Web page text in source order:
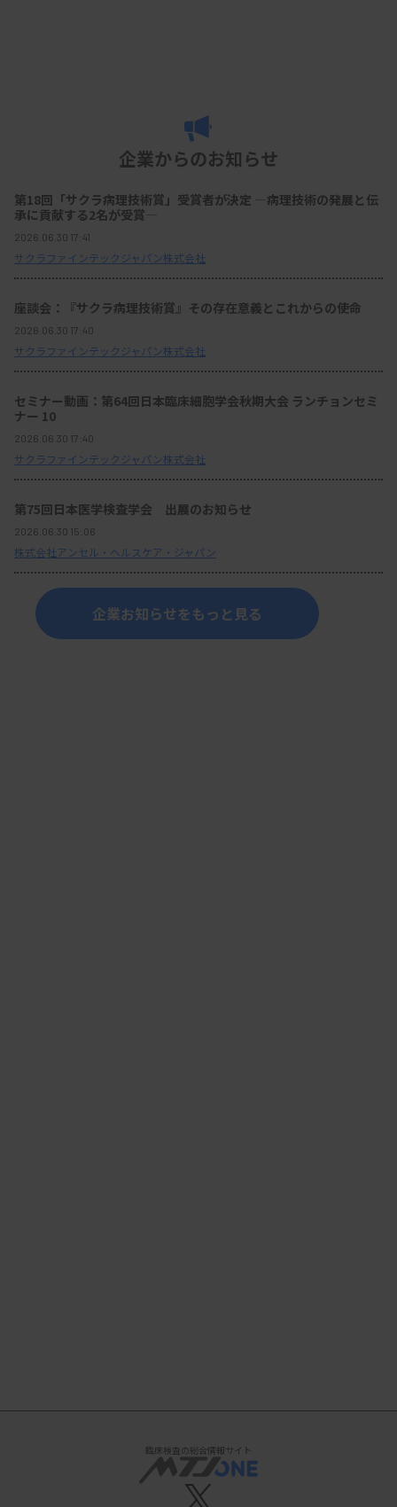
企業からのお知らせ
第18回「サクラ病理技術賞」受賞者が決定 ―病理技術の発展と伝
承に貢献する2名が受賞―
2026.06.30 17:41
サクラファインテックジャパン株式会社
座談会：『サクラ病理技術賞』その存在意義とこれからの使命
2026.06.30 17:40
サクラファインテックジャパン株式会社
セミナー動画：第64回日本臨床細胞学会秋期大会 ランチョンセミ
ナー 10
2026.06.30 17:40
サクラファインテックジャパン株式会社
第75回日本医学検査学会 出展のお知らせ
2026.06.30 15:06
株式会社アンセル・ヘルスケア・ジャパン
企業お知らせをもっと見る
臨床検査の総合情報サイト